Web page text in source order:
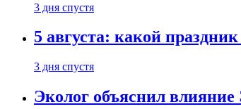
3 дня спустя
5 августа: какой
3 дня спустя
Эколог объяснил